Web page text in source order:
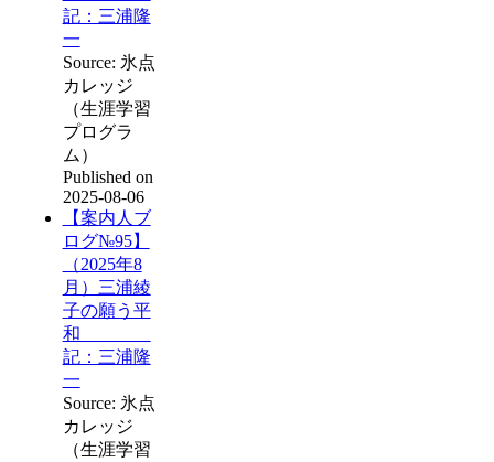
記：三浦隆
一
Source: 氷点
カレッジ
（生涯学習
プログラ
ム）
Published on
2025-08-06
【案内人ブ
ログ№95】
（2025年8
月）三浦綾
子の願う平
和
記：三浦隆
一
Source: 氷点
カレッジ
（生涯学習